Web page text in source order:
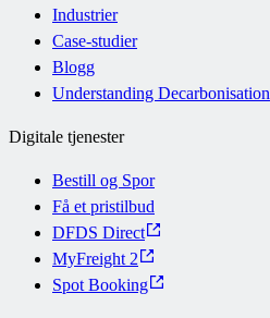
Industrier
Case-studier
Blogg
Understanding Decarbonisation
Digitale tjenester
Bestill og Spor
Få et pristilbud
DFDS Direct
MyFreight 2
Spot Booking